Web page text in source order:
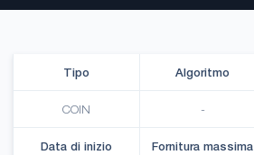
Tipo
COIN
Algoritmo
-
Data di inizio Fornitura massima